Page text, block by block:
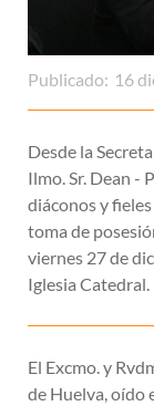
Publicado: 16
Desde la
Ilmo. Sr. Dean -
diáconos y
toma de
viernes 27 de
Iglesia Catedral.
El Excmo. y
de Huelva, oído